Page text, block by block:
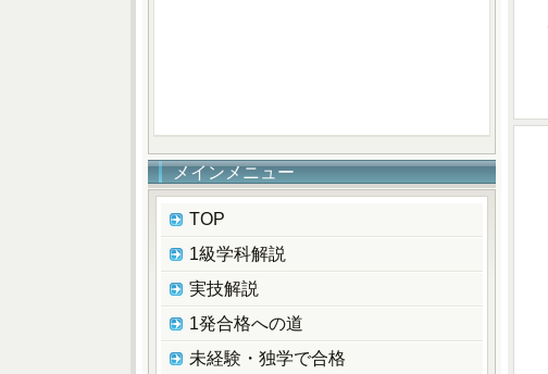
メインメニュー
TOP
1級学科解説
実技解説
1発合格への道
未経験・独学で合格